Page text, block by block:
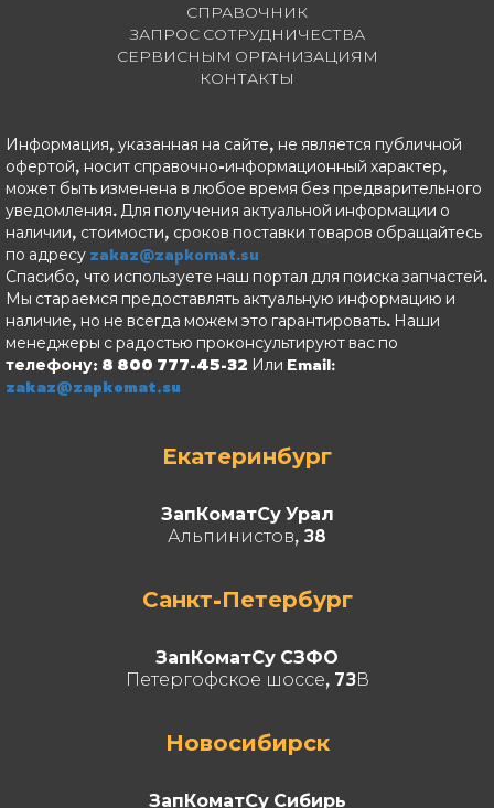
СПРАВОЧНИК
ЗАПРОС СОТРУДНИЧЕСТВА
СЕРВИСНЫМ ОРГАНИЗАЦИЯМ
КОНТАКТЫ
Информация, указанная на сайте, не является публичной
офертой, носит справочно-информационный характер,
может быть изменена в любое время без предварительного
уведомления. Для получения актуальной информации о
наличии, стоимости, сроков поставки товаров обращайтесь
по адресу zakaz@zapkomat.su
Спасибо, что используете наш портал для поиска запчастей.
Мы стараемся предоставлять актуальную информацию и
наличие, но не всегда можем это гарантировать. Наши
менеджеры с радостью проконсультируют вас по
телефону: 8 800 777-45-32 Или Email:
zakaz@zapkomat.su
Екатеринбург
ЗапКоматСу Урал
Альпинистов, 38
Санкт-Петербург
ЗапКоматСу СЗФО
Петергофское шоссе, 73В
Новосибирск
ЗапКоматСу Сибирь